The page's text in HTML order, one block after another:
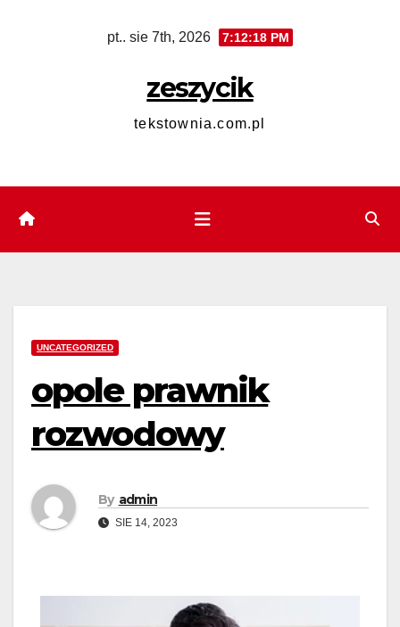
pt.. sie 7th, 2026 7:12:19 PM
zeszycik
tekstownia.com.pl
UNCATEGORIZED
opole prawnik
rozwodowy
By admin
SIE 14, 2023